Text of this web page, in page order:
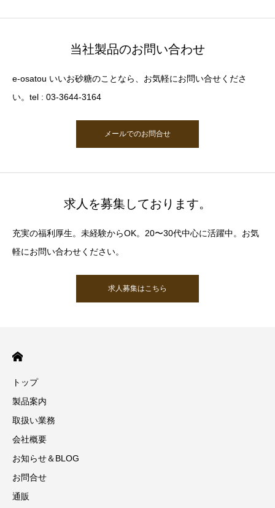
当社製品のお問い合わせ
e-osatou いいお砂糖のことなら、お気軽にお問い合せくださ
い。tel : 03-3644-3164
メールでのお問合せ
求人を募集しております。
充実の福利厚生。未経験からOK。20〜30代中心に活躍中。お気
軽にお問い合わせください。
求人募集はこちら
トップ
製品案内
取扱い業務
会社概要
お知らせ＆BLOG
お問合せ
通販